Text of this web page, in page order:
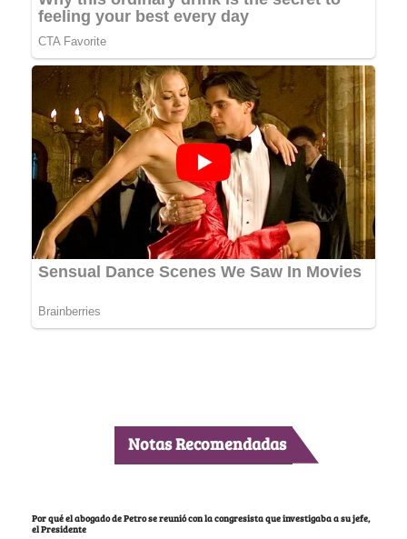
Notas Recomendadas
Por qué el abogado de Petro se reunió con la congresista que investigaba a su jefe,
el Presidente